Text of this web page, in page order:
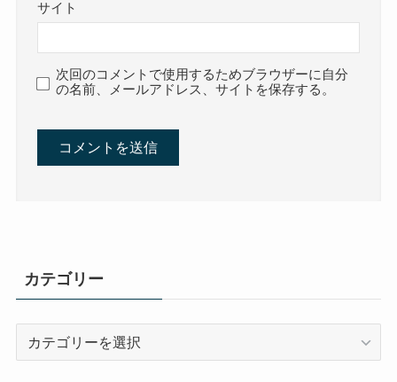
サイト
次回のコメントで使用するためブラウザーに自分
の名前、メールアドレス、サイトを保存する。
カテゴリー